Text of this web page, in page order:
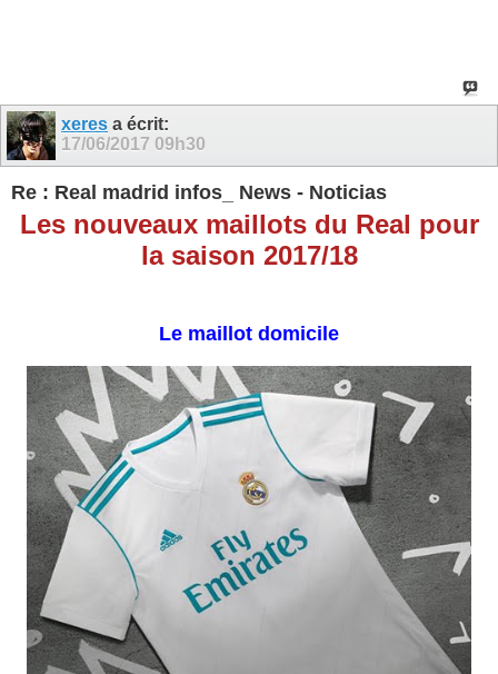
xeres a écrit:
17/06/2017 09h30
Re : Real madrid infos_ News - Noticias
Les nouveaux maillots du Real pour
la saison 2017/18
Le maillot domicile